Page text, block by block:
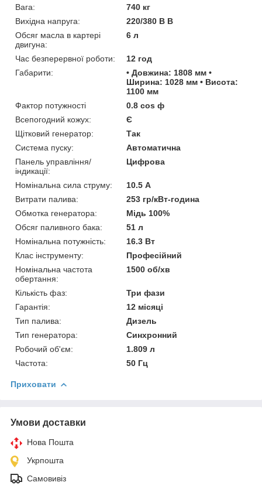
Вага:
740 кг
Вихідна напруга:
220/380 В В
Обсяг масла в картері
двигуна:
6 л
Час безперервної роботи:
12 год
Габарити:
• Довжина: 1808 мм •
Ширина: 1028 мм • Висота:
1100 мм
Фактор потужності
0.8 соѕ ф
Всепогодний кожух:
Є
Щітковий генератор:
Так
Система пуску:
Автоматична
Панель управління/
індикації:
Цифрова
Номінальна сила струму:
10.5 А
Витрати палива:
253 гр/кВт-година
Обмотка генератора:
Мідь 100%
Обсяг паливного бака:
51 л
Номінальна потужність:
16.3 Вт
Клас інструменту:
Професійний
Номінальна частота
обертання:
1500 об/хв
Кількість фаз:
Три фази
Гарантія:
12 місяці
Тип палива:
Дизель
Тип генератора:
Синхронний
Робочий об'єм:
1.809 л
Частота:
50 Гц
Приховати
Умови доставки
Нова Пошта
Укрпошта
Самовивіз